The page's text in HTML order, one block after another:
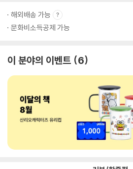
해외배송 가능
문화비소득공제 가능
이 분야의 이벤트 6